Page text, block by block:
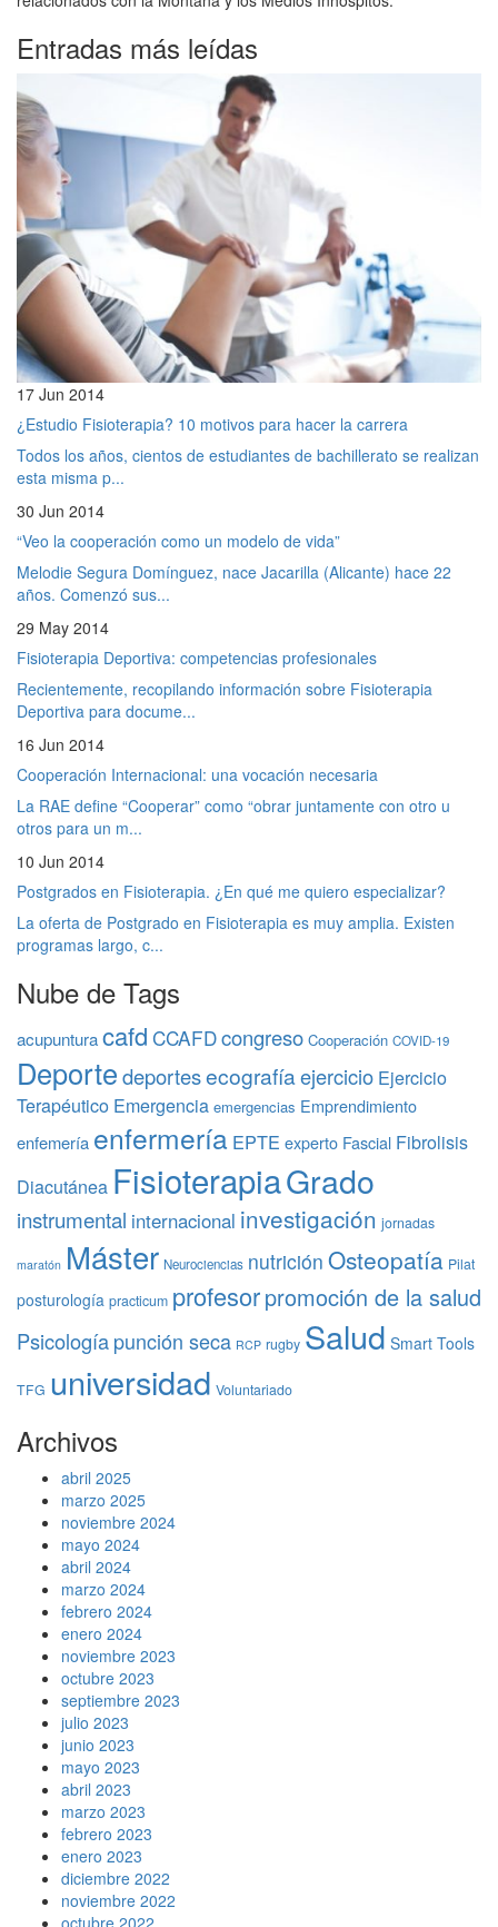
Entradas más leídas
17 Jun 2014
¿Estudio Fisioterapia? 10 motivos para hacer la carrera
Todos los años, cientos de estudiantes de bachillerato se realizan
esta misma p...
30 Jun 2014
“Veo la cooperación como un modelo de vida”
Melodie Segura Domínguez, nace Jacarilla (Alicante) hace 22
años. Comenzó sus...
29 May 2014
Fisioterapia Deportiva: competencias profesionales
Recientemente, recopilando información sobre Fisioterapia
Deportiva para docume...
16 Jun 2014
Cooperación Internacional: una vocación necesaria
La RAE define “Cooperar” como “obrar juntamente con otro u
otros para un m...
10 Jun 2014
Postgrados en Fisioterapia. ¿En qué me quiero especializar?
La oferta de Postgrado en Fisioterapia es muy amplia. Existen
programas largo, c...
Nube de Tags
acupunturacafd CCAFDcongreso Cooperación COVID-19
Deportedeportesecografíaejercicio Ejercicio
Terapéutico Emergencia emergencias Emprendimiento
enfemería enfermería EPTE experto Fascial Fibrolisis
Diacutánea FisioterapiaGrado
instrumental internacional investigación jornadas
maratón Máster Neurociencias nutrición Osteopatía Pilat
posturología practicum profesorpromoción de la salud
Psicologíapunción seca RCP rugby Salud Smart Tools
TFG universidad Voluntariado
Archivos
abril 2025
marzo 2025
noviembre 2024
mayo 2024
abril 2024
marzo 2024
febrero 2024
enero 2024
noviembre 2023
octubre 2023
septiembre 2023
julio 2023
junio 2023
mayo 2023
abril 2023
marzo 2023
febrero 2023
enero 2023
diciembre 2022
noviembre 2022
octubre 2022